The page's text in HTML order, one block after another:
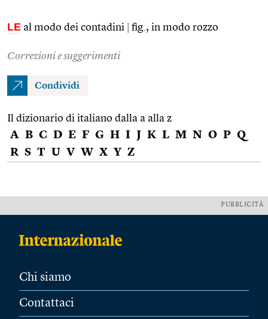
LE al modo dei contadini fig., in modo rozzo
Correzioni e suggerimenti
Condividi
Il dizionario di italiano dalla a alla z
A B C D E F G H I J K L M N O P Q
R S T U V W X Y Z
PUBBLICITÀ
Chi siamo
Contattaci